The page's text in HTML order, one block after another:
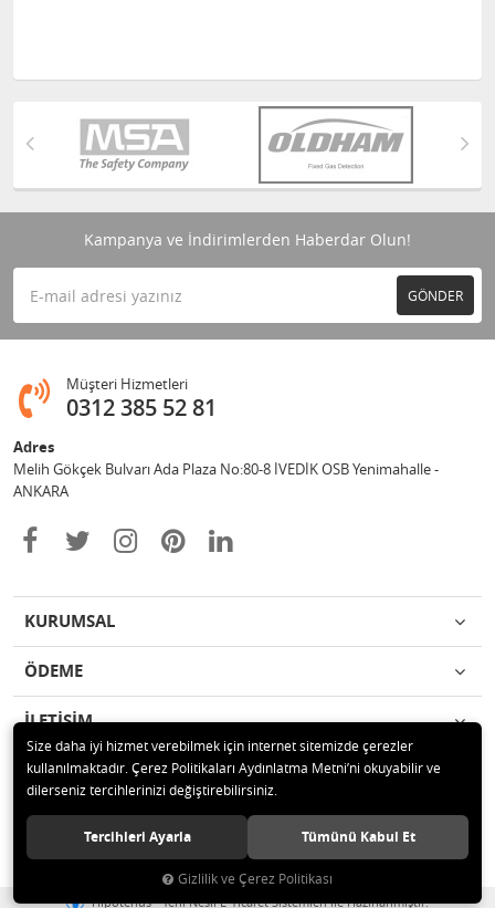
Kampanya ve İndirimlerden Haberdar Olun!
GÖNDER
Müşteri Hizmetleri
0312 385 52 81
Adres
Melih Gökçek Bulvarı Ada Plaza No:80-8 İVEDİK OSB Yenimahalle -
ANKARA
KURUMSAL
ÖDEME
İLETİŞİM
© 2020 ESA ÖLÇÜM VE TEST CİHAZLARI ELEKTRONİK SAN TİC LTD ŞTİ
Tüm hakları saklıdır.
Hipotenüs Yeni Nesil E-Ticaret Sistemleri ile Hazırlanmıştır.
Size daha iyi hizmet verebilmek için internet sitemizde çerezler
kullanılmaktadır. Çerez Politikaları Aydınlatma Metni’ni okuyabilir ve
dilerseniz tercihlerinizi değiştirebilirsiniz.
Tercihleri Ayarla Tümünü Kabul Et
Gizlilik ve Çerez Politikası